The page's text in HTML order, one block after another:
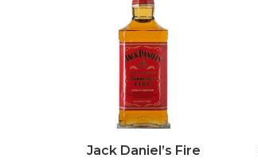
Jack Daniel’s Fire